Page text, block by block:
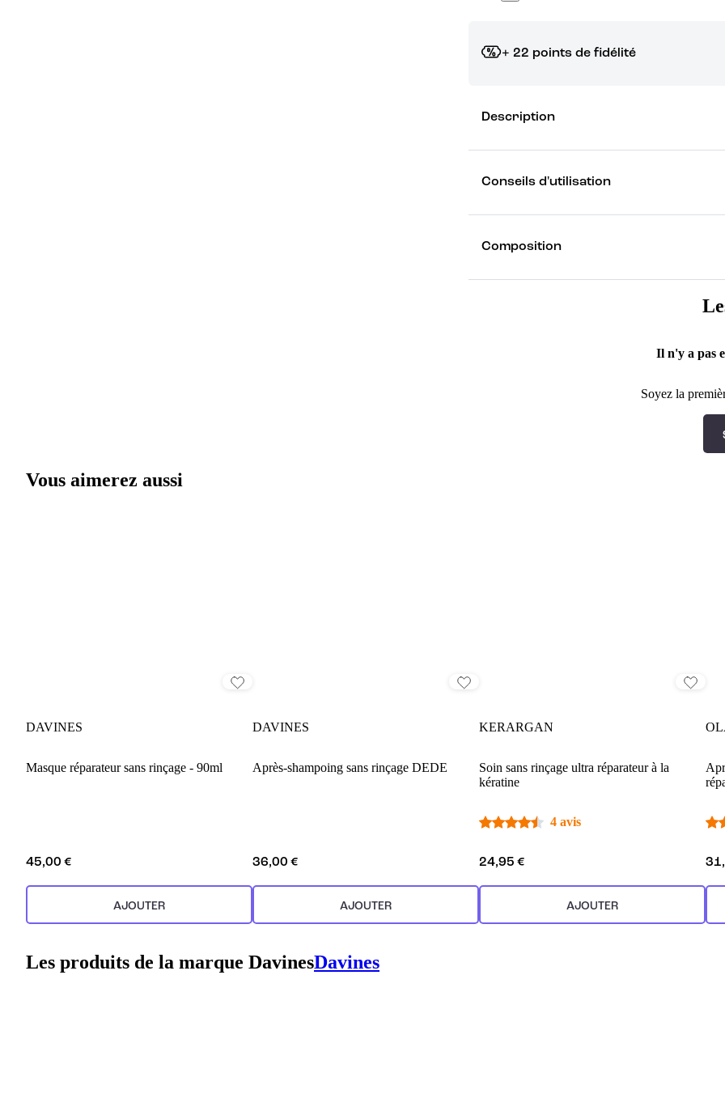
+ 22 points de fidélité
Description
Conseils d'utilisation
Composition
Il n'y a pas
Soyez la
Vous aimerez aussi
DAVINES
Masque réparateur sans rinçage - 90ml
45,00 €
AJOUTER
DAVINES
Après-shampoing sans rinçage DEDE
36,00 €
AJOUTER
KERARGAN
Soin sans rinçage ultra réparateur à la
kératine
4 avis
24,95 €
AJOUTER
Les produits de la marque DavinesDavines